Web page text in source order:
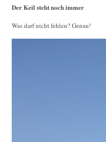
Der Keil steht noch immer
Was darf nicht fehlen? Genau!